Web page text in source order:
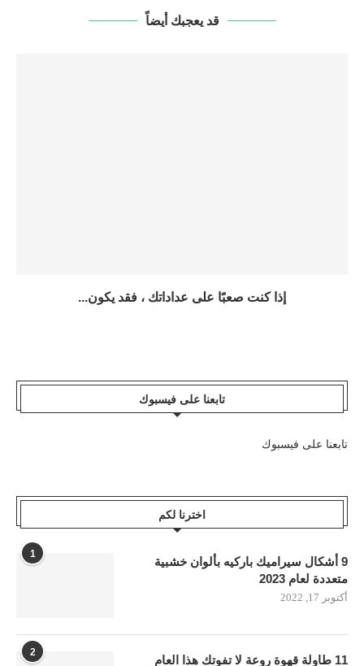
قد يعجبك أيضاً
إذا كنت صعبًا على عداداتك ، فقد يكون...
تابعنا على فيسبوك
تابعنا على فيسبوك
اخترنا لكم
1
9 أشكال سيراميك باركيه بألوان خشبية
متعددة لعام 2023
أكتوبر 17, 2022
2
11 طاولة قهوة روعة لا تفوتك هذا العام